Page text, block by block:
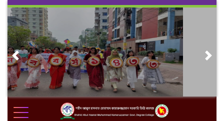
Skip
content
Previous